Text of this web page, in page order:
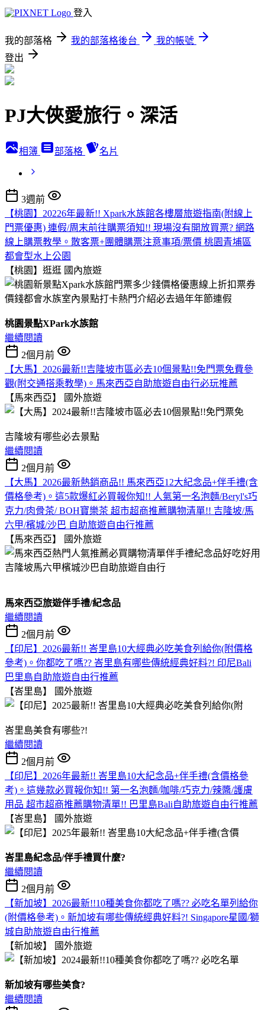
登入
我的部落格 我的部落格後台
我的帳號
登出
PJ大俠愛旅行。深活
相簿 部落格 名片
3週前
【桃園】20226年最新!! Xpark水族館各樓層旅遊指南(附線上
門票優惠) 連假/周末前往購票須知!! 現場沒有開放買票? 網路
線上購票教學。散客票+團體購票注意事項/票價 桃園青埔區
都會型水上公園
【桃園】逛逛 國內旅遊
桃園景點XPark水族館
繼續閱讀
2個月前
【大馬】2026最新!!吉隆坡市區必去10個景點!!免門票免費參
觀(附交通搭乘教學)。馬來西亞自助旅遊自由行必玩推薦
【馬來西亞】
國外旅遊
吉隆坡有哪些必去景點
繼續閱讀
2個月前
【大馬】2026最新熱銷商品!! 馬來西亞12大紀念品+伴手禮(含
價格參考)。這5款爆紅必買報你知!! 人氣第一名泡麵/Beryl's巧
克力/肉骨茶/ BOH寶樂茶 超市超商推薦購物清單!! 吉隆坡/馬
六甲/檳城/沙巴 自助旅遊自由行推薦
【馬來西亞】
國外旅遊
馬來西亞旅遊伴手禮/紀念品
繼續閱讀
2個月前
【印尼】2026最新!! 峇里島10大經典必吃美食列給你(附價格
參考)。你都吃了嗎?? 峇里島有哪些傳統經典好料?! 印尼Bali
巴里島自助旅遊自由行推薦
【峇里島】
國外旅遊
峇里島美食有哪些?!
繼續閱讀
2個月前
【印尼】2026年最新!! 峇里島10大紀念品+伴手禮(含價格參
考)。這幾款必買報你知!! 第一名泡麵/咖啡/巧克力/辣醬/護膚
用品 超市超商推薦購物清單!! 巴里島Bali自助旅遊自由行推薦
【峇里島】
國外旅遊
峇里島紀念品/伴手禮買什麼?
繼續閱讀
2個月前
【新加坡】2026最新!!10種美食你都吃了嗎?? 必吃名單列給你
(附價格參考)。新加坡有哪些傳統經典好料?! Singapore星國/獅
城自助旅遊自由行推薦
【新加坡】
國外旅遊
新加坡有哪些美食?
繼續閱讀